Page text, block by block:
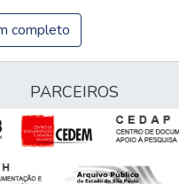
completo
PARCEIROS